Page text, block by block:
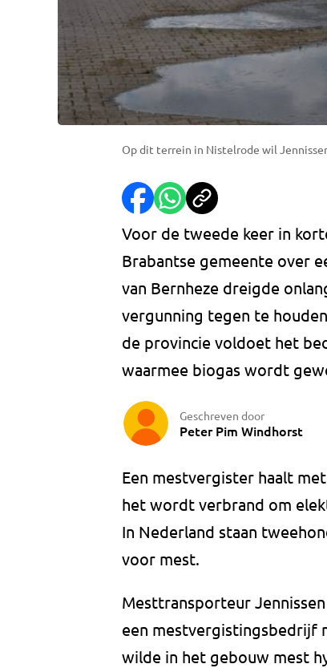
Op dit terrein in Nistelrode wil
Voor de tweede keer in
Brabantse gemeente over
van Bernheze dreigde
vergunning tegen te
de provincie voldoet het
waarmee biogas wordt
Geschreven door
Peter Pim Windhorst
Een mestvergister haalt
het wordt verbrand om
In Nederland staan
voor mest.
Mesttransporteur
een mestvergistingsbedrijf
wilde in het gebouw mest